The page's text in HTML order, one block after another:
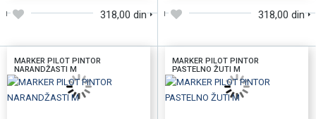
318,00 din 318,00 din
MARKER PILOT PINTOR
NARANDŽASTI M
MARKER PILOT PINTOR
PASTELNO ŽUTI M